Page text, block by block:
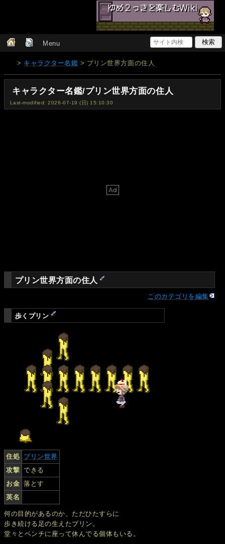
Menu
> キャラクター名鑑 > プリン世界方面の住人
キャラクター名鑑/プリン世界方面の住人
Last-modified: 2026-07-19 (日) 15:10:30
プリン世界方面の住人
このカテゴリを編集
歩くプリン
住処 プリン世界
攻撃 できる
お金 落とす
英名
何の目的があるのか、ただひたすらに
歩き続ける足の生えたプリン。
堂々とベンチに座って休んでる個体もいる。